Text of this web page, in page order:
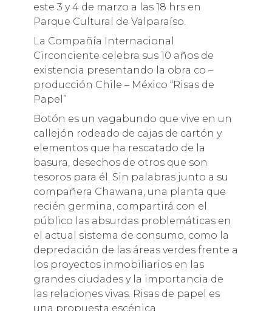
este 3 y 4 de marzo a las 18 hrs en
Parque Cultural de Valparaíso.
La Compañía Internacional
Circonciente celebra sus 10 años de
existencia presentando la obra co –
producción Chile – México “Risas de
Papel”
Botón es un vagabundo que vive en un
callejón rodeado de cajas de cartón y
elementos que ha rescatado de la
basura, desechos de otros que son
tesoros para él. Sin palabras junto a su
compañera Chawana, una planta que
recién germina, compartirá con el
público las absurdas problemáticas en
el actual sistema de consumo, como la
depredación de las áreas verdes frente a
los proyectos inmobiliarios en las
grandes ciudades y la importancia de
las relaciones vivas. Risas de papel es
una propuesta escénica